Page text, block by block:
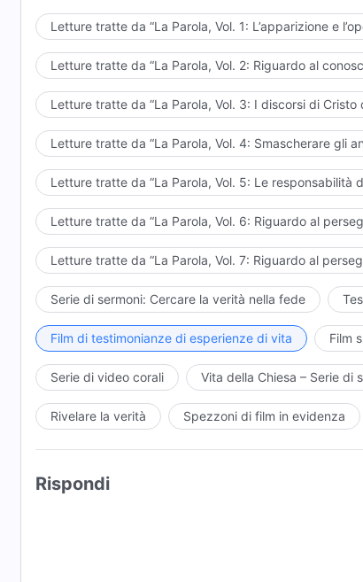
Letture tratte da “La Parola, Vol. 1: L’apparizione e
Letture tratte da “La Parola, Vol. 2: Riguardo al
Letture tratte da “La Parola, Vol. 3: I discorsi di Cristo
Letture tratte da “La Parola, Vol. 4: Smascherare gli
Letture tratte da “La Parola, Vol. 5: Le responsabilità
Letture tratte da “La Parola, Vol. 6: Riguardo al
Letture tratte da “La Parola, Vol. 7: Riguardo al
Serie di sermoni: Cercare la verità nella fede
Film di testimonianze di esperienze di vita Film
Serie di video corali Vita della Chiesa – Serie di
Rivelare la verità Spezzoni di film in evidenza
Rispondi